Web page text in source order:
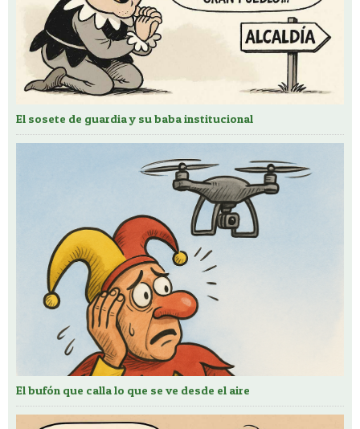
El sosete de guardia y su baba institucional
El bufón que calla lo que se ve desde el aire